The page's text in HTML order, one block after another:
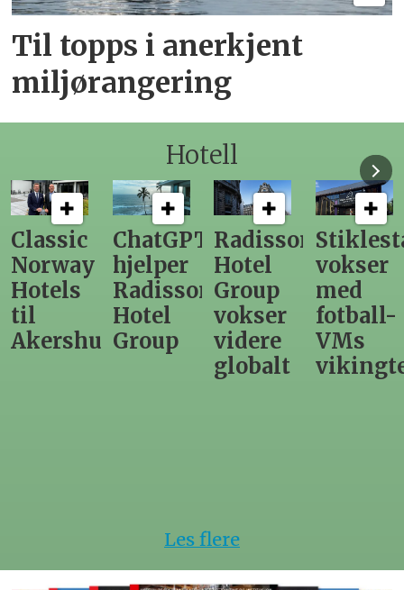
Til topps i anerkjent
miljørangering
Hotell
ChatGPT
hjelper
Radisson
Hotel
Group
Radisson
Hotel
Group
vokser
videre
Stiklestad
vokser
med
fotball-
VMs
vikingtematikk
Fra
direktør
til
nytt
Les flere